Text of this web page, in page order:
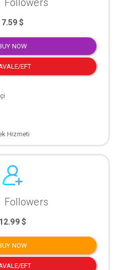
7.59 $
NOW
EFT
Hizmeti
Followers
12.99 $
NOW
EFT